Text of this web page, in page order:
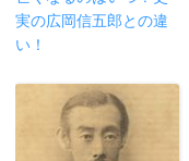
実の広岡信五郎との違
い！